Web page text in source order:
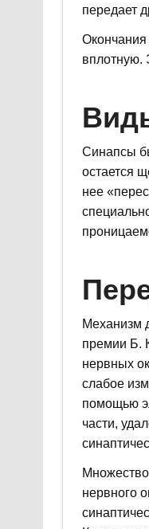
передает
вплотную.
Синапсы
остается
нее
Механизм
премии Б.
нервных
слабое
помощью
части,
нервного